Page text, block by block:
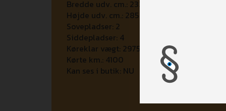
Bredde udv. cm.: 233
Højde udv. cm.: 285
Sovepladser: 2
Siddepladser: 4
Køreklar vægt: 2975
Kørte km.: 4100
Kan ses i butik: NU